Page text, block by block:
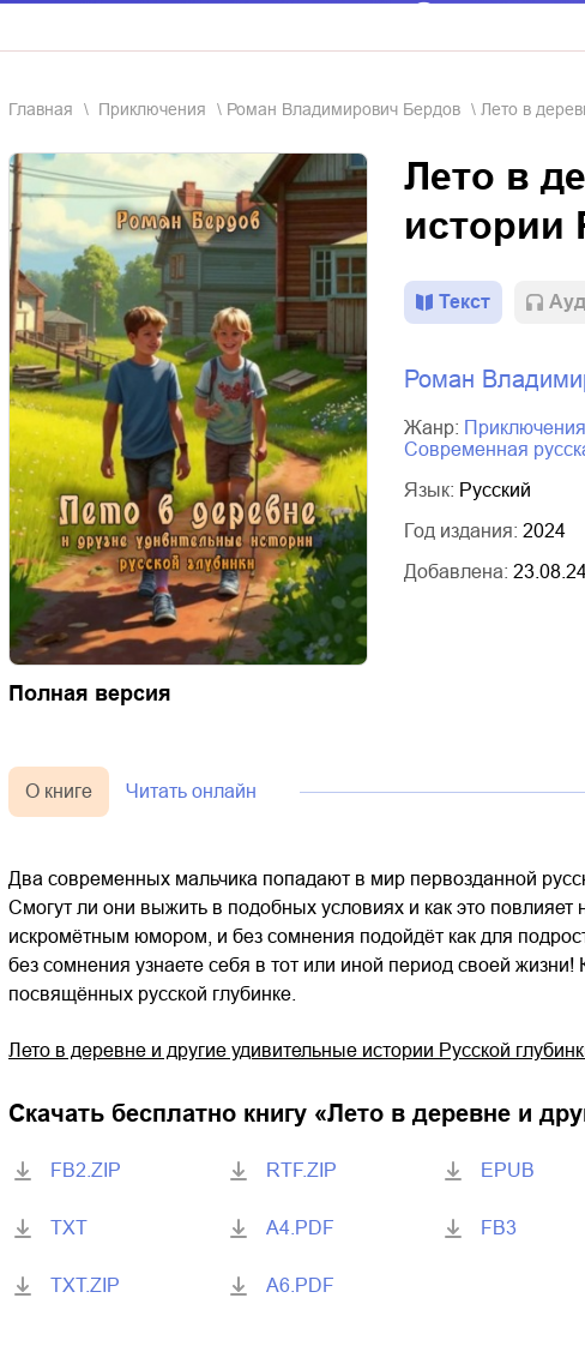
Главная приключения Роман Владимирович Бердов Лето в
Полная версия
Лето в
истории
Текст
Роман
Жанр: приключения
современная
Язык: Русский
Год издания: 2024
Добавлена:
О книге Читать онлайн
Два современных мальчика попадают в мир первозданной
Смогут ли они выжить в подобных условиях и как это
искромётным юмором, и без сомнения подойдёт как для
без сомнения узнаете себя в тот или иной период своей
посвящённых русской глубинке.
Лето в деревне и другие удивительные истории Русской
Скачать бесплатно книгу «Лето в деревне и
FB2.ZIP
TXT
TXT.ZIP
RTF.ZIP
A4.PDF
A6.PDF
EPUB
FB3